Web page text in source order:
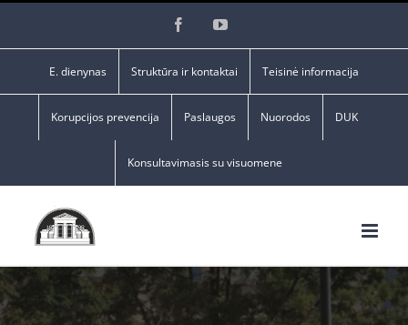
FacebookYouTube
E. dienynas Struktūra ir kontaktai Teisinė informacija
Korupcijos prevencija Paslaugos Nuorodos DUK
Konsultavimasis su visuomene